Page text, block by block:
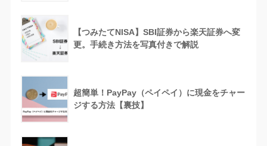
【つみたてNISA】SBI証券から楽天証券へ変
更。手続き方法を写真付きで解説
超簡単！PayPay（ペイペイ）に現金をチャー
ジする方法【裏技】